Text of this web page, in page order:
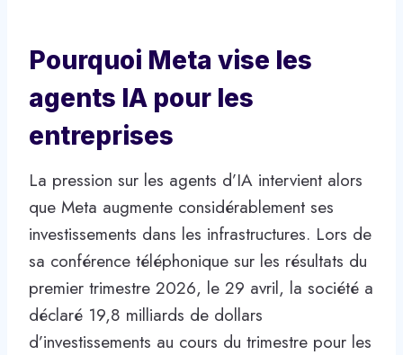
Pourquoi Meta vise les
agents IA pour les
entreprises
La pression sur les agents d’IA intervient alors
que Meta augmente considérablement ses
investissements dans les infrastructures. Lors de
sa conférence téléphonique sur les résultats du
premier trimestre 2026, le 29 avril, la société a
déclaré 19,8 milliards de dollars
d’investissements au cours du trimestre pour les